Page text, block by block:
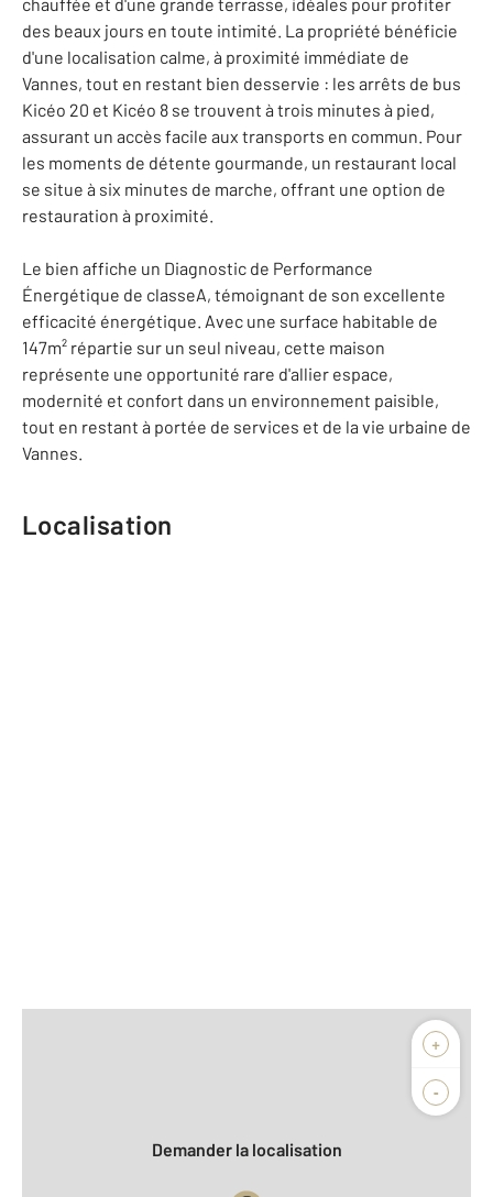
des beaux jours en toute intimité. La propriété bénéficie
d'une localisation calme, à proximité immédiate de
Vannes, tout en restant bien desservie : les arrêts de bus
Kicéo 20 et Kicéo 8 se trouvent à trois minutes à pied,
assurant un accès facile aux transports en commun. Pour
les moments de détente gourmande, un restaurant local
se situe à six minutes de marche, offrant une option de
restauration à proximité.
Le bien affiche un Diagnostic de Performance
Énergétique de classeA, témoignant de son excellente
efficacité énergétique. Avec une surface habitable de
147m² répartie sur un seul niveau, cette maison
représente une opportunité rare d'allier espace,
modernité et confort dans un environnement paisible,
tout en restant à portée de services et de la vie urbaine de
Vannes.
Localisation
+
-
Biens vendus
Demander la localisation